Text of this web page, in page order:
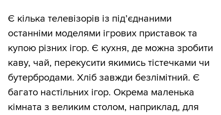
Є кілька телевізорів із підʼєднаними
останніми моделями ігрових приставок та
купою різних ігор. Є кухня, де можна зробити
каву, чай, перекусити якимись тістечками чи
бутербродами. Хліб завжди безлімітний. Є
багато настільних ігор. Окрема маленька
кімната з великим столом, наприклад, для